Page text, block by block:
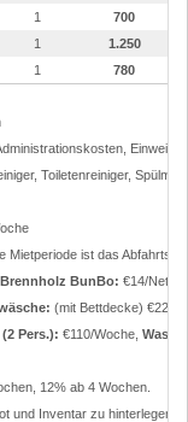
1
700
1
1.250
1 780
Toiletenreiniger,
Mietperiode ist das
Brennholz BunBo: €14/Netz.
(mit Bettdecke) €22.
Pers.): €110/Woche,
12% ab 4 Wochen.
und Inventar zu